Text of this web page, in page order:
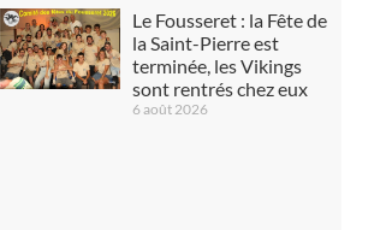
Le Fousseret : la Fête de
la Saint-Pierre est
terminée, les Vikings
sont rentrés chez eux
6 août 2026